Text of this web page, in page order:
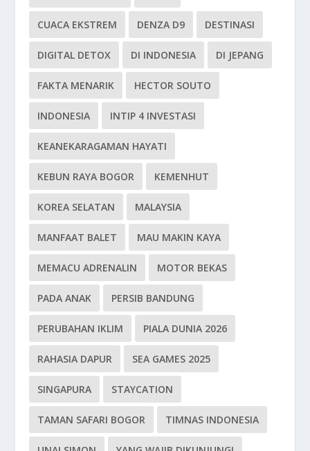
CUACA EKSTREM DENZA D9 DESTINASI
DIGITAL DETOX DI INDONESIA DI JEPANG
FAKTA MENARIK HECTOR SOUTO
INDONESIA INTIP 4 INVESTASI
KEANEKARAGAMAN HAYATI
KEBUN RAYA BOGOR KEMENHUT
KOREA SELATAN MALAYSIA
MANFAAT BALET MAU MAKIN KAYA
MEMACU ADRENALIN MOTOR BEKAS
PADA ANAK PERSIB BANDUNG
PERUBAHAN IKLIM PIALA DUNIA 2026
RAHASIA DAPUR SEA GAMES 2025
SINGAPURA STAYCATION
TAMAN SAFARI BOGOR TIMNAS INDONESIA